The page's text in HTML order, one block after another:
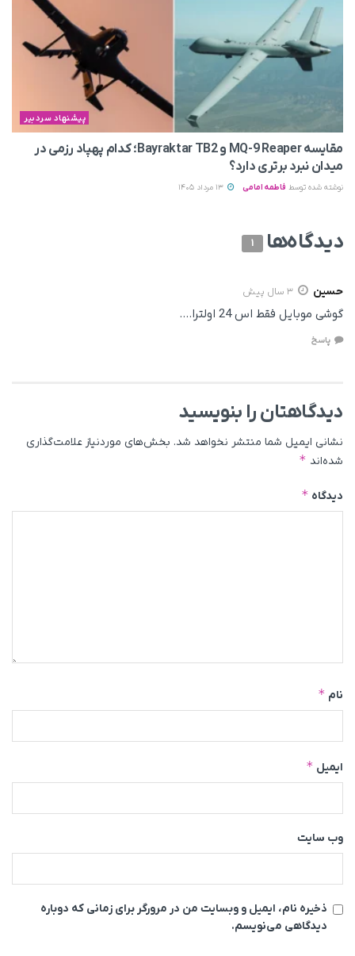
پیشنهاد سردبیر
مقایسه MQ-9 Reaper و Bayraktar TB2؛ کدام پهپاد رزمی در
میدان نبرد برتری دارد؟
نوشته شده توسط فاطمه امامی
دیدگاه‌ها 1
حسین 3 سال پیش
گوشی موبایل فقط اس 24 اولترا….
پاسخ
دیدگاهتان را بنویسید
نشانی ایمیل شما منتشر نخواهد شد. بخش‌های موردنیاز علامت‌گذاری
شده‌اند *
دیدگاه *
نام *
ایمیل *
وب‌ سایت
ذخیره نام، ایمیل و وبسایت من در مرورگر برای زمانی که دوباره
دیدگاهی می‌نویسم.